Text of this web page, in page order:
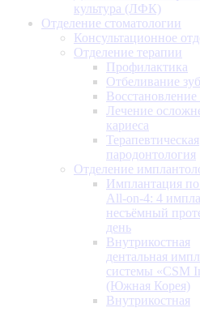
культура (ЛФК)
Отделение стоматологии
Консультационное
Отделение терапии
Профилактика
Отбеливание
Восстановление
Лечение
кариеса
Терапевтическая
пародонтология
Отделение
Имплантация
All-on-4: 4
несъёмный
день
Внутрикостная
дентальная
системы «CSM
(Южная Корея)
Внутрикостная